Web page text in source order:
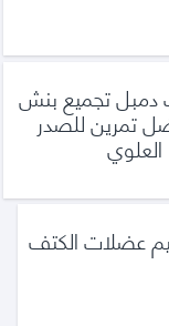
تجميع بنش
تمرين للصدر
العلوي
عضلات الكتف